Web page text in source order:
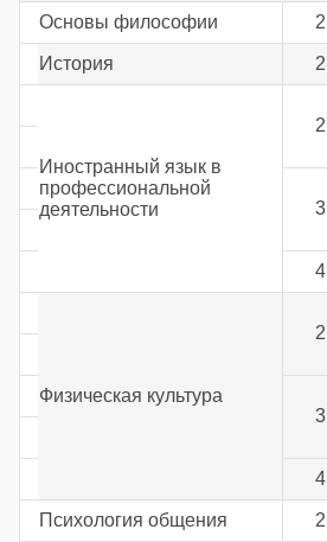
Основы философии
2
История 2
Иностранный язык в
профессиональной
деятельности
2
3
4
Физическая культура
2
3
4
Психология общения 2